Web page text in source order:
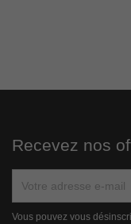
Recevez nos
Vous pouvez vous